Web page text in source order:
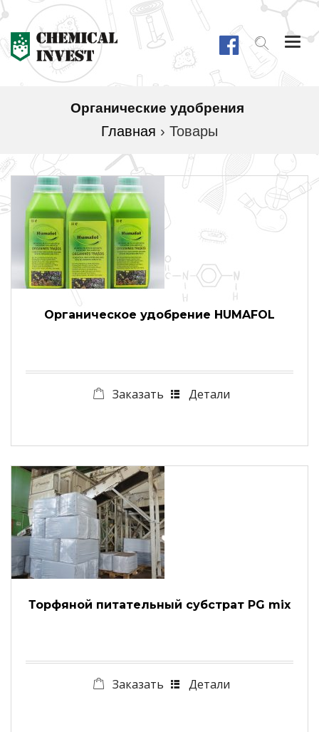
Органические удобрения
Главная › Товары
Органическое удобрение HUMAFOL
Заказать Детали
Торфяной питательный субстрат PG mix
Заказать Детали